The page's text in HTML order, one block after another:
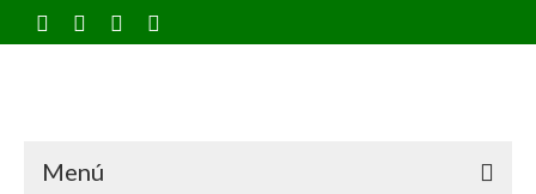
Menú